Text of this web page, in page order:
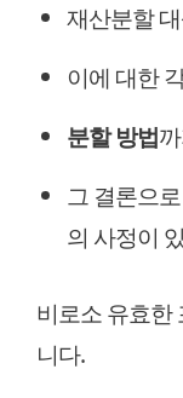
재산분할
이에 대한
분할 방법
그 결론으
의 사정이
비로소 유효한
니다.